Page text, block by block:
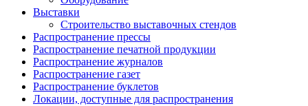
Выставки
Строительство выставочных стендов
Распространение прессы
Распространение печатной продукции
Распространение журналов
Распространение газет
Распространение буклетов
Локации, доступные для распространения